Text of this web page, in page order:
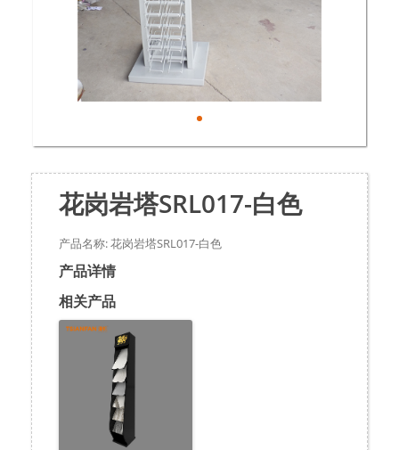
花岗岩塔SRL017-白色
产品名称: 花岗岩塔SRL017-白色
产品详情
相关产品